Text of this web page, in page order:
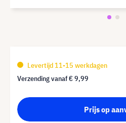
Levertijd 11-15 werkdagen
Verzending vanaf€ 9,99
Prijs op